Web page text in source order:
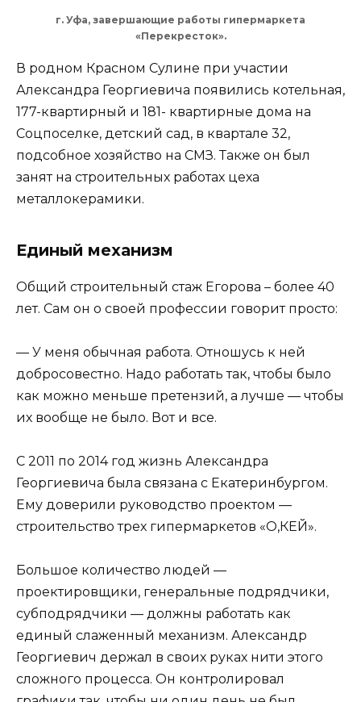
г. Уфа, завершающие работы гипермаркета
«Перекресток».
В родном Красном Сулине при участии
Александра Георгиевича появились котельная,
177-квартирный и 181- квартирные дома на
Соцпоселке, детский сад, в квартале 32,
подсобное хозяйство на СМЗ. Также он был
занят на строительных работах цеха
металлокерамики.
Единый механизм
Общий строительный стаж Егорова – более 40
лет. Сам он о своей профессии говорит просто:
— У меня обычная работа. Отношусь к ней
добросовестно. Надо работать так, чтобы было
как можно меньше претензий, а лучше — чтобы
их вообще не было. Вот и все.
С 2011 по 2014 год жизнь Александра
Георгиевича была связана с Екатеринбургом.
Ему доверили руководство проектом —
строительство трех гипермаркетов «О,КЕЙ».
Большое количество людей —
проектировщики, генеральные подрядчики,
субподрядчики — должны работать как
единый слаженный механизм. Александр
Георгиевич держал в своих руках нити этого
сложного процесса. Он контролировал